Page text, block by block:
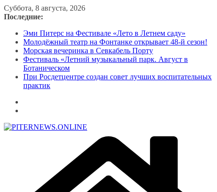
Перейти
к
Суббота, 8 августа, 2026
Последние:
Эми Питерс на Фестивале «Лето в Летнем саду»
Молодёжный театр на Фонтанке открывает 48-й сезон!
Морская вечеринка в Севкабель Порту
Фестиваль «Летний музыкальный парк. Август в
Ботаническом
При Росдетцентре создан совет лучших воспитательных
практик